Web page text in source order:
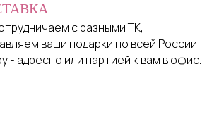
с разными ТК,
ваши подарки по всей России
- адресно или партией к вам в офис.